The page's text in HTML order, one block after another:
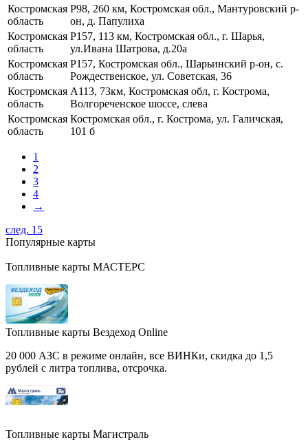
Костромская
область
Р98, 260 км, Костромская обл., Мантуровский р-
он, д. Папулиха
Костромская
область
Р157, 113 км, Костромская обл., г. Шарья,
ул.Ивана Шатрова, д.20а
Костромская
область
Р157, Костромская обл., Шарьинский р-он, с.
Рождественское, ул. Советская, 36
Костромская
область
А113, 73км, Костромская обл, г. Кострома,
Волгореченское шоссе, слева
Костромская
область
Костромская обл., г. Кострома, ул. Галичская,
101 б
1
2
3
4
→
след. 15
Популярные карты
Топливные карты МАСТЕРС
Топливные карты Вездеход Online
20 000 АЗС в режиме онлайн, все ВИНКи, скидка до 1,5
рублей с литра топлива, отсрочка.
Топливные карты Магистраль